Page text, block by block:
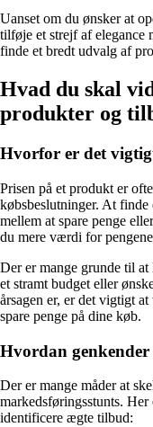
Uanset om du ønsker at
tilføje et strejf af
finde et bredt udvalg af
Hvad du skal
produkter og
Hvorfor er det
Prisen på et produkt er
købsbeslutninger. At
mellem at spare penge
du mere værdi for
Der er mange grunde til
et stramt budget eller
årsagen er, er det vigtigt
spare penge på dine køb.
Hvordan
Der er mange måder at
markedsføringsstunts.
identificere ægte tilbud: